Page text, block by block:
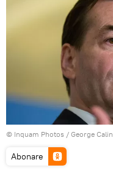
© Inquam Photos / George Calin
Abonare